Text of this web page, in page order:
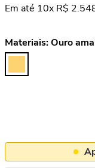
Em até 10x R$ 2.
Materiais:Ouro